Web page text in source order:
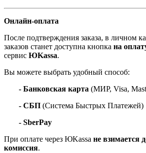
Онлайн-оплата
После подтверждения заказа, в личном
заказов станет доступна кнопка на
сервис ЮKassa.
Вы можете выбрать удобный способ:
- Банковская карта (МИР, Visa,
- СБП (Система Быстрых Платежей)
- SberPay
При оплате через ЮKassa не взимается
комиссия.